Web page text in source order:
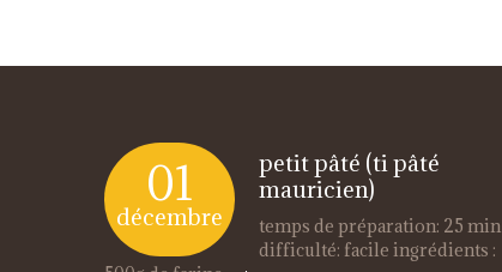
01
décembre
petit pâté (ti pâté
mauricien)
temps de préparation: 25 min
difficulté: facile ingrédients :